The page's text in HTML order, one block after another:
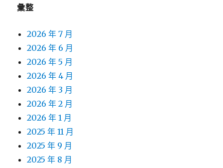
彙整
2026 年 7 月
2026 年 6 月
2026 年 5 月
2026 年 4 月
2026 年 3 月
2026 年 2 月
2026 年 1 月
2025 年 11 月
2025 年 9 月
2025 年 8 月